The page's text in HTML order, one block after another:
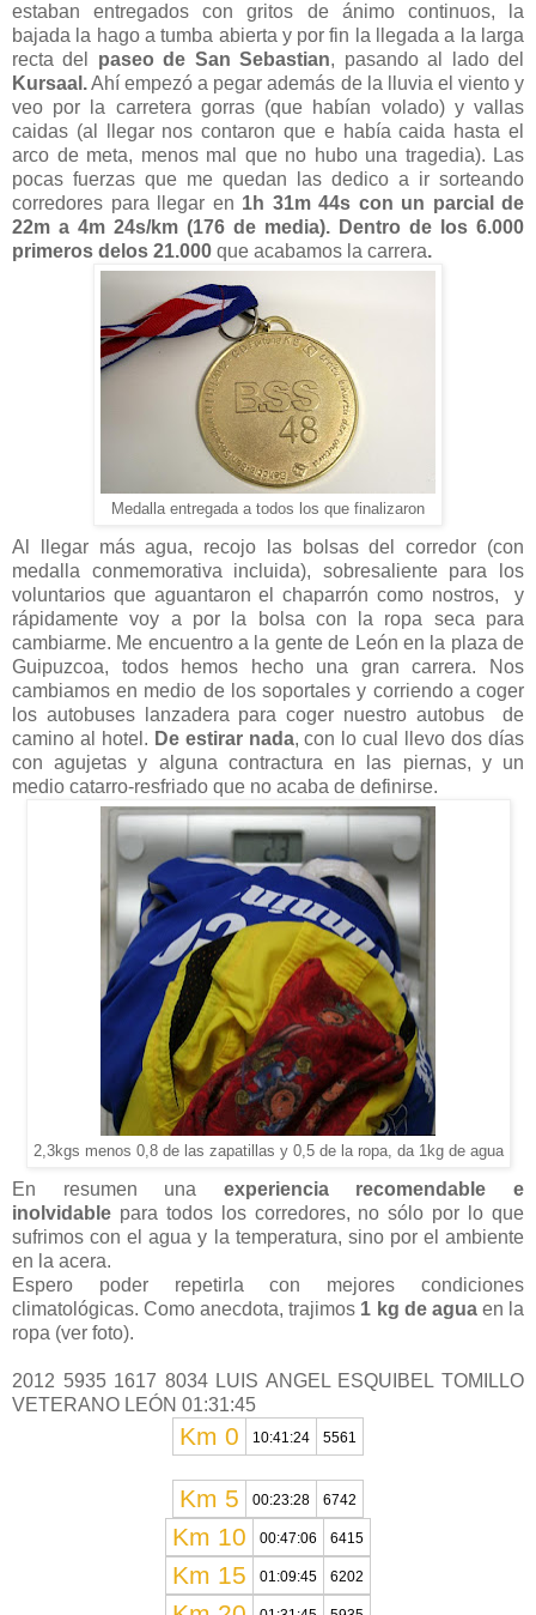
estaban entregados con gritos de ánimo continuos, la
bajada la hago a tumba abierta y por fin la llegada a la larga
recta del paseo de San Sebastian, pasando al lado del
Kursaal.Ahí empezó a pegar además de la lluvia el viento y
veo por la carretera gorras (que habían volado) y vallas
caidas (al llegar nos contaron que e había caida hasta el
arco de meta, menos mal que no hubo una tragedia). Las
pocas fuerzas que me quedan las dedico a ir sorteando
corredores para llegar en 1h 31m 44s con un parcial de
22m a 4m 24s/km (176 de media). Dentro de los 6.000
primeros delos 21.000 que acabamos la carrera.
Medalla entregada a todos los que finalizaron
Al llegar más agua, recojo las bolsas del corredor (con
medalla conmemorativa incluida), sobresaliente para los
voluntarios que aguantaron el chaparrón como nostros, y
rápidamente voy a por la bolsa con la ropa seca para
cambiarme. Me encuentro a la gente de León en la plaza de
Guipuzcoa, todos hemos hecho una gran carrera. Nos
cambiamos en medio de los soportales y corriendo a coger
los autobuses lanzadera para coger nuestro autobus de
camino al hotel. De estirar nada, con lo cual llevo dos días
con agujetas y alguna contractura en las piernas, y un
medio catarro-resfriado que no acaba de definirse.
2,3kgs menos 0,8 de las zapatillas y 0,5 de la ropa, da 1kg de agua
En resumen una experiencia recomendable e
inolvidable para todos los corredores, no sólo por lo que
sufrimos con el agua y la temperatura, sino por el ambiente
en la acera.
Espero poder repetirla con mejores condiciones
climatológicas. Como anecdota, trajimos 1 kg de aguaen la
ropa (ver foto).
2012 5935 1617 8034 LUIS ANGEL ESQUIBEL TOMILLO
VETERANO LEÓN 01:31:45
Km 0 10:41:24 5561
Km 5 00:23:28 6742
Km 10 00:47:06 6415
Km 15 01:09:45 6202